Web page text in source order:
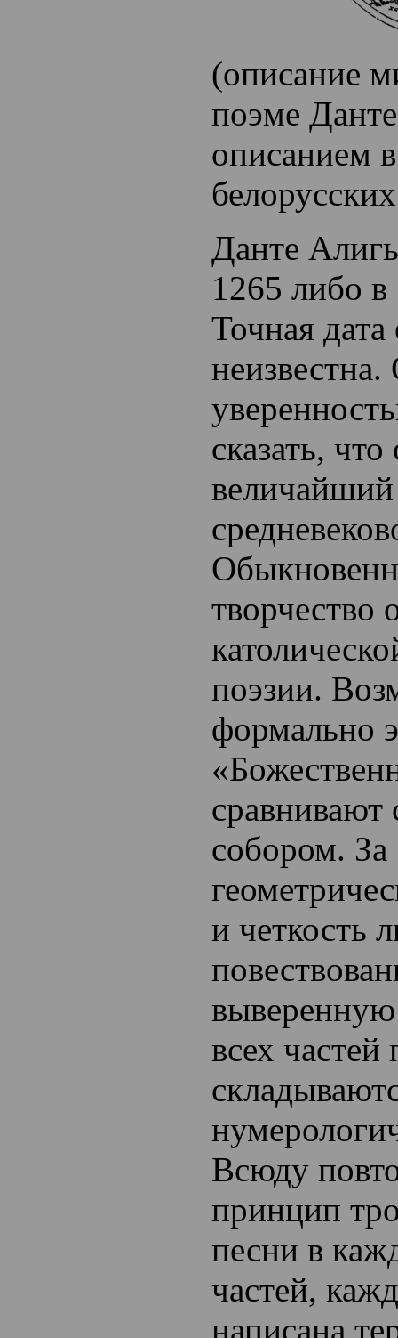
(описание
поэме
описанием
Данте
1265 либо в
Точная
сказать, что
величайший
творчество
поэзии.
формально
сравнивают
собором. За
и четкость
выверенную
всех
Всюду
принцип
песни в
частей,
написана